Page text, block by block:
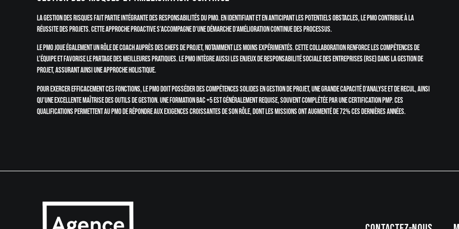
La gestion des risques fait partie intégrante des responsabilités du PMO. En identifiant et en anticipant les potentiels obstacles, le PMO contribue à la
réussite des projets. Cette approche proactive s’accompagne d’une démarche d’amélioration continue des processus.
Le PMO joue également un rôle de coach auprès des chefs de projet, notamment les moins expérimentés. Cette collaboration renforce les compétences de
l’équipe et favorise le partage des meilleures pratiques. Le PMO intègre aussi les enjeux de Responsabilité Sociale des Entreprises (RSE) dans la gestion de
projet, assurant ainsi une approche holistique.
Pour exercer efficacement ces fonctions, le PMO doit posséder des compétences solides en gestion de projet, une grande capacité d’analyse et de recul, ainsi
qu’une excellente maîtrise des outils de gestion. Une formation Bac +5 est généralement requise, souvent complétée par une certification PMP. Ces
qualifications permettent au PMO de répondre aux exigences croissantes de son rôle, dont les missions ont augmenté de 72% ces dernières années.